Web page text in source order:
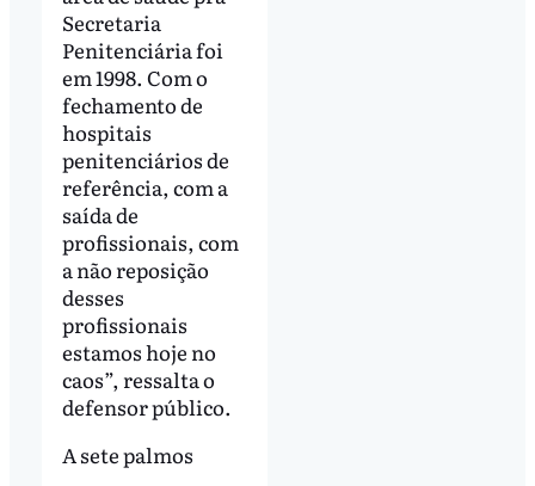
Secretaria
Penitenciária foi
em 1998. Com o
fechamento de
hospitais
penitenciários de
referência, com a
saída de
profissionais, com
a não reposição
desses
profissionais
estamos hoje no
caos”, ressalta o
defensor público.
A sete palmos